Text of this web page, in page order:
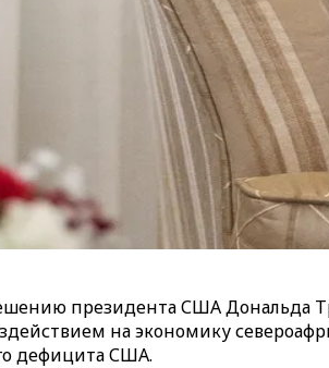
президента США Дональда
на экономику
дефицита США.